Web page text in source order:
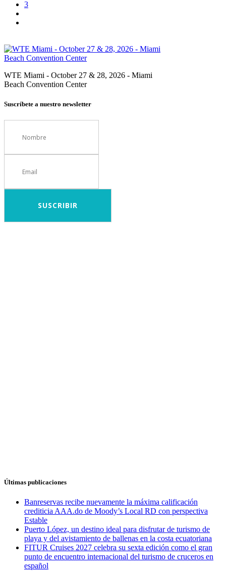
3
WTE Miami - October 27 & 28, 2026 - Miami
Beach Convention Center
Suscríbete a nuestro newsletter
Últimas publicaciones
Banreservas recibe nuevamente la máxima calificación
crediticia AAA.do de Moody’s Local RD con perspectiva
Estable
Puerto López, un destino ideal para disfrutar de turismo de
playa y del avistamiento de ballenas en la costa ecuatoriana
FITUR Cruises 2027 celebra su sexta edición como el gran
punto de encuentro internacional del turismo de cruceros en
español